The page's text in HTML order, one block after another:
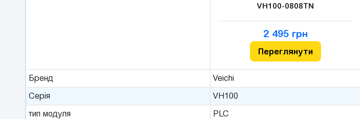
VH100-0808TN
2 495 грн
Переглянути
Бренд Veichi
Серія
VH100
тип модуля
PLC